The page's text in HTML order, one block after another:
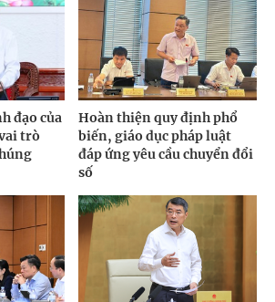
đạo của
trò
Hoàn thiện quy định phổ
biến, giáo dục pháp luật
đáp ứng yêu cầu chuyển đổi
số